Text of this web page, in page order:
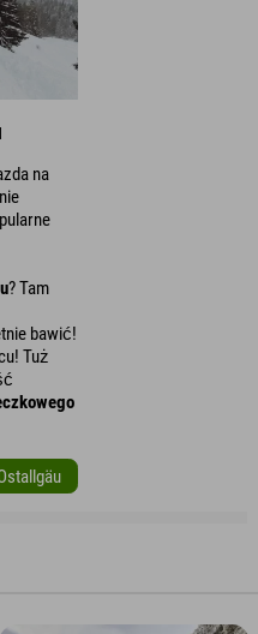
na
? Tam
bawić!
Tuż